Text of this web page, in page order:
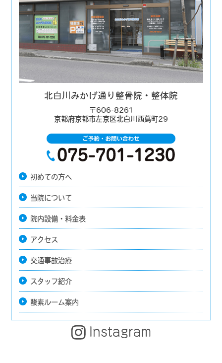
北白川みかげ通り整骨院・整体院
〒606-8261
京都府京都市左京区北白川西蔦町29
初めての方へ
当院について
院内設備・料金表
アクセス
交通事故治療
スタッフ紹介
酸素ルーム案内